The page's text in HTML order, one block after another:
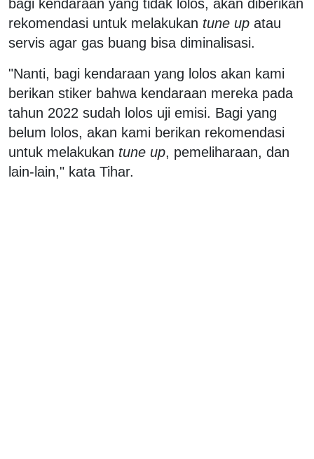
bagi kendaraan yang tidak lolos, akan diberikan
rekomendasi untuk melakukan tune up atau
servis agar gas buang bisa diminalisasi.
"Nanti, bagi kendaraan yang lolos akan kami
berikan stiker bahwa kendaraan mereka pada
tahun 2022 sudah lolos uji emisi. Bagi yang
belum lolos, akan kami berikan rekomendasi
untuk melakukan tune up, pemeliharaan, dan
lain-lain," kata Tihar.